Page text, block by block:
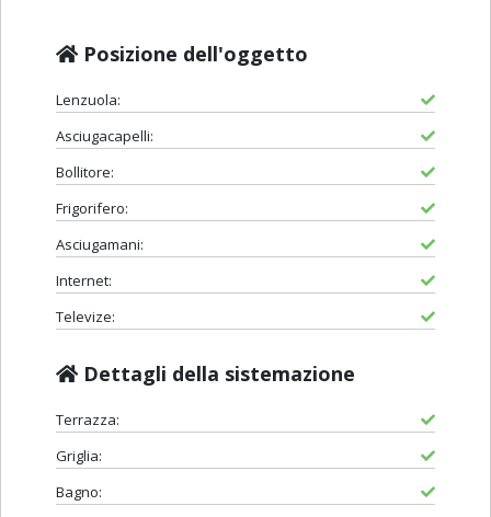
Posizione dell'oggetto
Lenzuola:
Asciugacapelli:
Bollitore:
Frigorifero:
Asciugamani:
Internet:
Televize:
Dettagli della sistemazione
Terrazza:
Griglia:
Bagno: